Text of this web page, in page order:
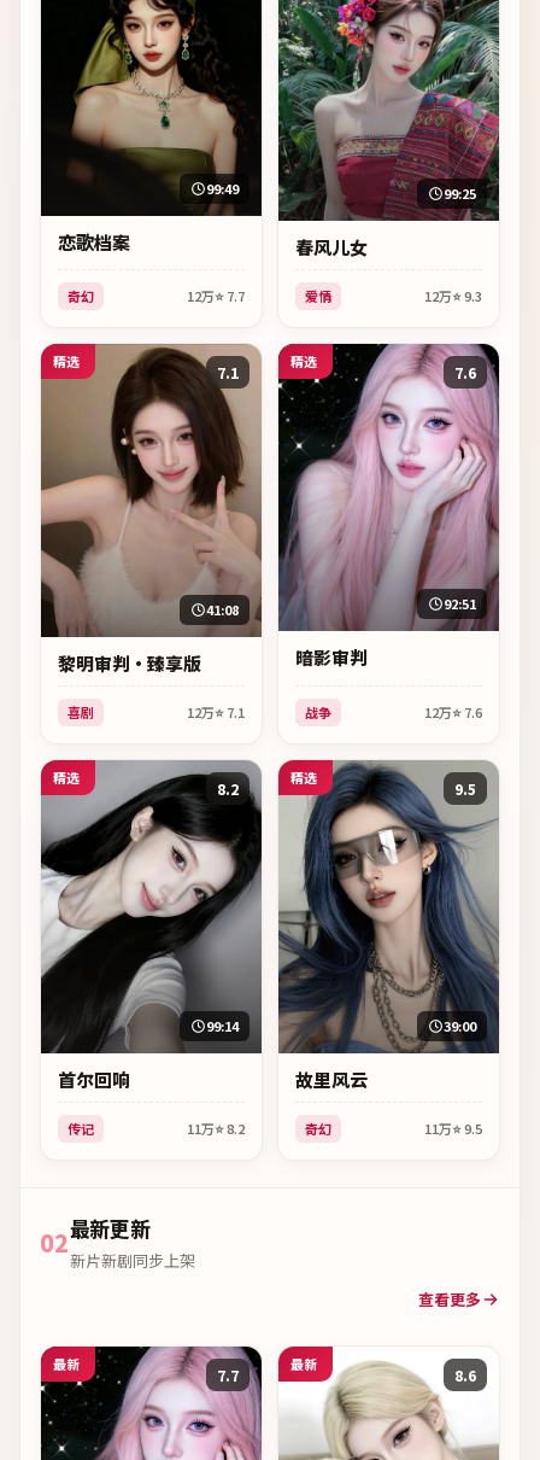
99:49
恋歌档案
奇幻 12万⭐7.7
99:25
春风儿女
爱情 12万⭐9.3
精选
7.1
41:08
黎明审判·臻享版
喜剧 12万⭐7.1
精选
7.6
92:51
暗影审判
战争 12万⭐7.6
精选
8.2
99:14
首尔回响
传记 11万⭐8.2
精选
9.5
39:00
故里风云
奇幻 11万⭐9.5
02最新更新
新片新剧同步上架
查看更多
最新
7.7
最新
8.6